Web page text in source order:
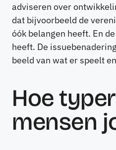
adviseren over
dat bijvoorbeeld de
óók belangen heeft. En
heeft. De
beeld van wat er speelt
Hoe
mensen